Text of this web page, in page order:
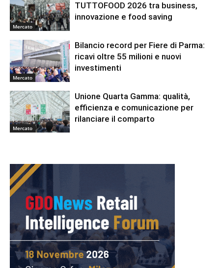
Mercato
TUTTOFOOD 2026 tra business,
innovazione e food saving
Mercato
Bilancio record per Fiere di Parma:
ricavi oltre 55 milioni e nuovi
investimenti
Mercato
Unione Quarta Gamma: qualità,
efficienza e comunicazione per
rilanciare il comparto